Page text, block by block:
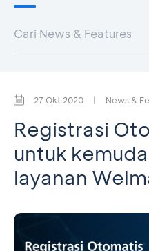
27 Okt 2020 | News &
Registrasi
untuk
layanan